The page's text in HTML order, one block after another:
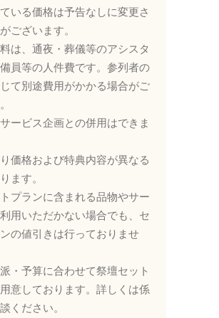
いる価格は予告なしに変更さ
ございます。
は、通夜・葬儀等のアシスタ
員等の人件費です。参列者の
て別途費用がかかる場合がご
ービス企画との併用はできま
価格および特典内容が異なる
ます。
プランに含まれる品物やサー
用いただかない場合でも、セ
の値引きは行っておりませ
・予算に合わせて祭壇セット
意しております。詳しくは係
ください。